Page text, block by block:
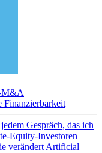
Finanzierbarkeit
Gespräch, das ich
Equity-Investoren
verändert Artificial